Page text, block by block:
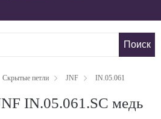
Скрытые петли JNF IN.05.061
IN.05.061.SC медь